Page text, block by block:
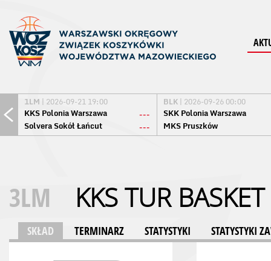
1LM | 2026-09-21 19:00
KKS Polonia Warszawa
---
Solvera Sokół Łańcut
---
BLK | 2026-09-26 00:00
SKK Polonia Warszawa
MKS Pruszków
3LM KKS TUR
SKŁAD TERMINARZ STATYSTYKI STATYSTYKI